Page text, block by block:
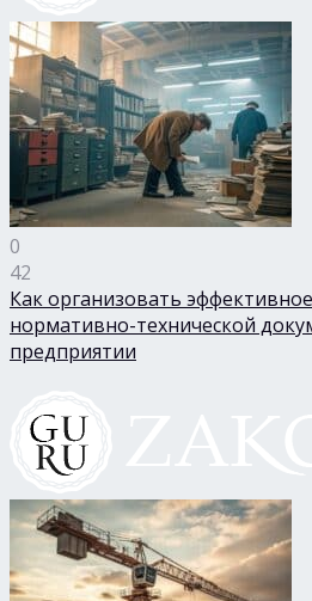
0
42
Как организовать
нормативно-технической
предприятии